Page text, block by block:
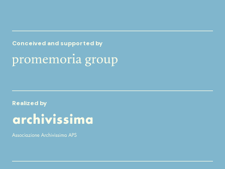
Conceived and supported by
Realized by